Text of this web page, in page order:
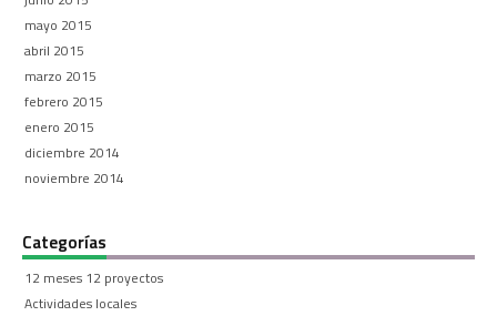
mayo 2015
abril 2015
marzo 2015
febrero 2015
enero 2015
diciembre 2014
noviembre 2014
Categorías
12 meses 12 proyectos
Actividades locales